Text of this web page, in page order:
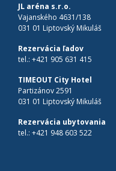
JL aréna s.r.o.
Vajanského 4631/138
031 01 Liptovský Mikuláš
Rezervácia ľadov
tel.: +421 905 631 415
TIMEOUT City Hotel
Partizánov 2591
031 01 Liptovský Mikuláš
Rezervácia ubytovania
tel.: +421 948 603 522